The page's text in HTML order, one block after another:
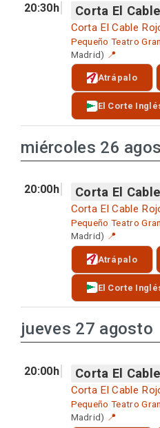
20:30h Corta El
Corta El Cable
Pequeño Teatro
Madrid) 📍
Atrápalo
El Corte
miércoles 26
20:00h Corta El
Corta El Cable
Pequeño Teatro
Madrid) 📍
Atrápalo
El Corte
jueves 27 agosto
20:00h Corta El
Corta El Cable
Pequeño Teatro
Madrid) 📍